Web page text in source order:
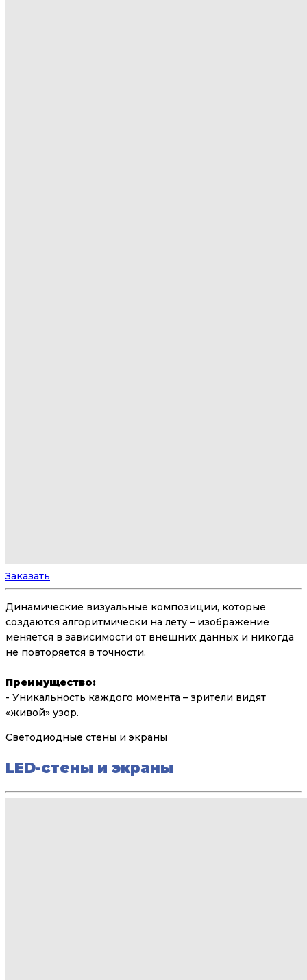
Заказать
Динамические визуальные композиции, которые
создаются алгоритмически на лету – изображение
меняется в зависимости от внешних данных и никогда
не повторяется в точности.
Преимущество:
- Уникальность каждого момента – зрители видят
«живой» узор.
Светодиодные стены и экраны
LED-стены и экраны